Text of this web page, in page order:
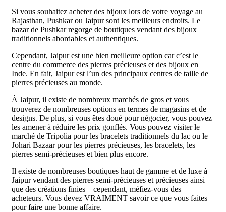
Si vous souhaitez acheter des bijoux lors de votre voyage au
Rajasthan, Pushkar ou Jaipur sont les meilleurs endroits. Le
bazar de Pushkar regorge de boutiques vendant des bijoux
traditionnels abordables et authentiques.
Cependant, Jaipur est une bien meilleure option car c’est le
centre du commerce des pierres précieuses et des bijoux en
Inde. En fait, Jaipur est l’un des principaux centres de taille de
pierres précieuses au monde.
À Jaipur, il existe de nombreux marchés de gros et vous
trouverez de nombreuses options en termes de magasins et de
designs. De plus, si vous êtes doué pour négocier, vous pouvez
les amener à réduire les prix gonflés. Vous pouvez visiter le
marché de Tripolia pour les bracelets traditionnels du lac ou le
Johari Bazaar pour les pierres précieuses, les bracelets, les
pierres semi-précieuses et bien plus encore.
Il existe de nombreuses boutiques haut de gamme et de luxe à
Jaipur vendant des pierres semi-précieuses et précieuses ainsi
que des créations finies – cependant, méfiez-vous des
acheteurs. Vous devez VRAIMENT savoir ce que vous faites
pour faire une bonne affaire.